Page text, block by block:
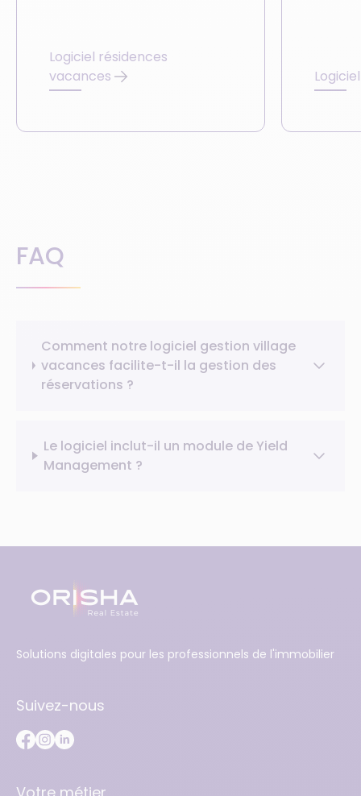
Logiciel résidences
vacances
FAQ
Comment notre logiciel gestion village
vacances facilite-t-il la gestion des
réservations ?
Le logiciel inclut-il un module de Yield
Management ?
Solutions digitales pour les professionnels de l'immobilier
Suivez-nous